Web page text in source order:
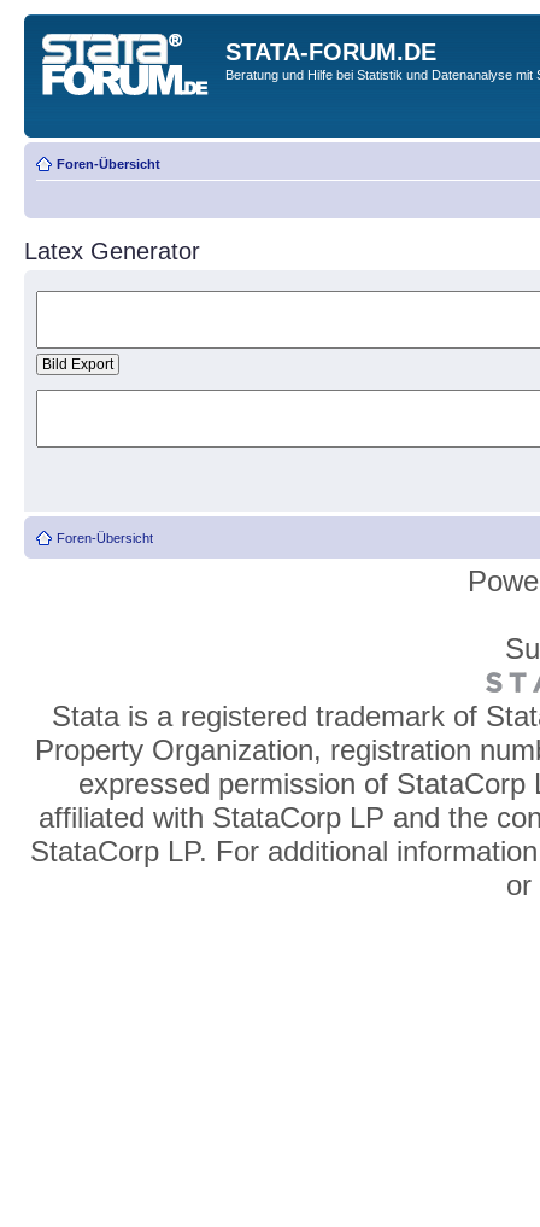
STATA-FORUM.DE
Beratung und Hilfe bei Statistik und Datenanalyse mit
Foren-Übersicht
Latex Generator
Foren-Übersicht
Stata is a registered trademark of
Property Organization, registration
expressed permission of
affiliated with StataCorp LP and the
StataCorp LP. For additional
or